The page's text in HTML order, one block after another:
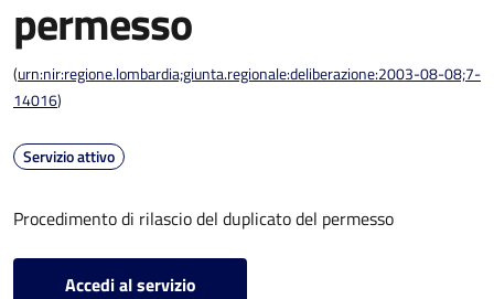
permesso
(urn:nir:regione.lombardia;giunta.regionale:deliberazione:2003-08-08;7-
14016)
Servizio attivo
Procedimento di rilascio del duplicato del permesso
Accedi al servizio